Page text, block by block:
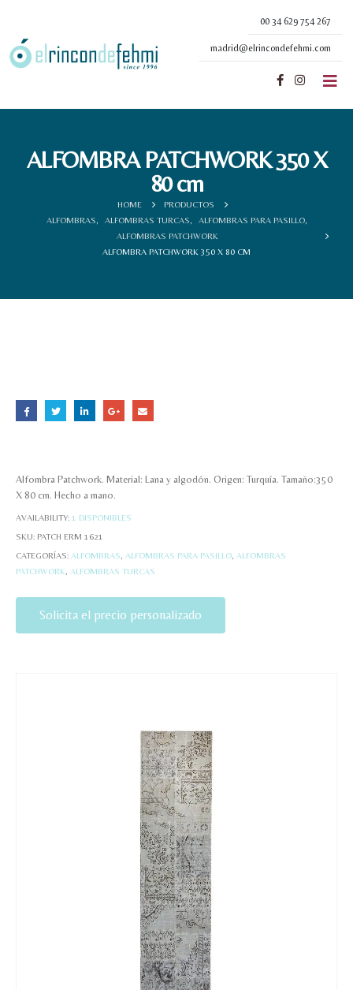
00 34 629 754 267
madrid@elrincondefehmi.com
ALFOMBRA PATCHWORK 350 X
80 cm
HOME
PRODUCTOS
ALFOMBRAS
ALFOMBRAS TURCAS ALFOMBRAS PARA PASILLO,
ALFOMBRAS PATCHWORK
ALFOMBRA PATCHWORK 350 X 80 CM
Alfombra Patchwork. Material: Lana y algodón. Origen: Turquía. Tamaño:350
X 80 cm. Hecho a mano.
AVAILABILITY: 1 DISPONIBLES
SKU: PATCH ERM 1621
CATEGORÍAS: ALFOMBRAS ALFOMBRAS PARA PASILLO ALFOMBRAS
PATCHWORK
ALFOMBRAS TURCAS
Solicita el precio personalizado